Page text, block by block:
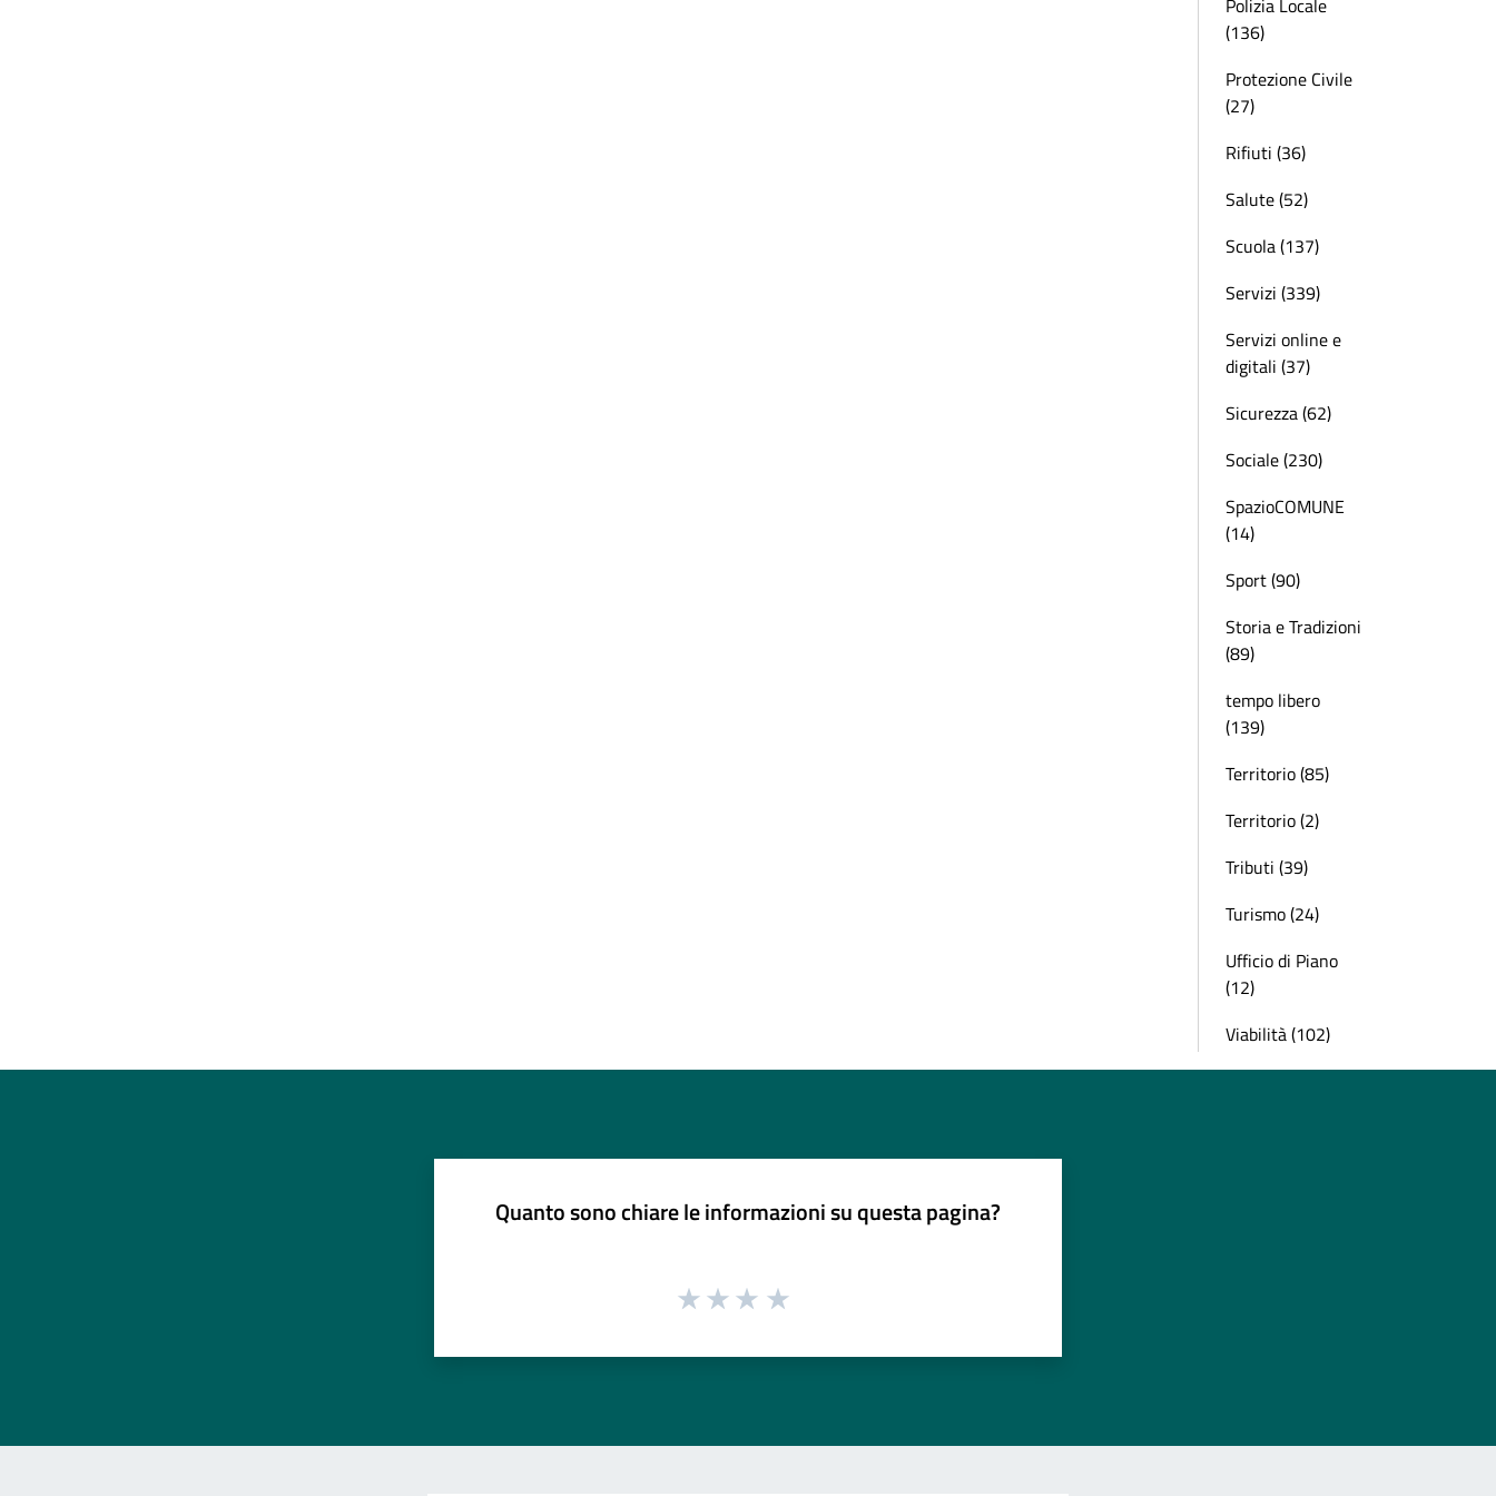
Polizia Locale
(136)
Protezione Civile
(27)
Rifiuti (36)
Salute (52)
Scuola (137)
Servizi (339)
Servizi online e
digitali (37)
Sicurezza (62)
Sociale (230)
SpazioCOMUNE
(14)
Sport (90)
Storia e Tradizioni
(89)
tempo libero
(139)
Territorio (85)
Territorio (2)
Tributi (39)
Turismo (24)
Ufficio di Piano
(12)
Viabilità (102)
Quanto sono chiare le informazioni su questa pagina?